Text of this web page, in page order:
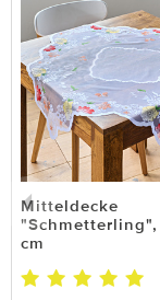
Mitteldecke
cm